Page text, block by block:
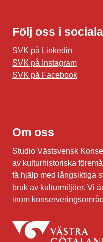
Följ oss i
SVK på Linkedin
SVK på Instagram
SVK på Facebook
Om oss
Studio Västsvensk
av kulturhistoriska
få hjälp med långsiktiga
bruk av kulturmiljöer. Vi
inom